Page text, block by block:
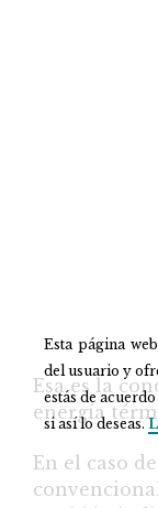
Esa es la
energía
En el caso
Esta página
del usuario y
estás de
si así lo deseas.